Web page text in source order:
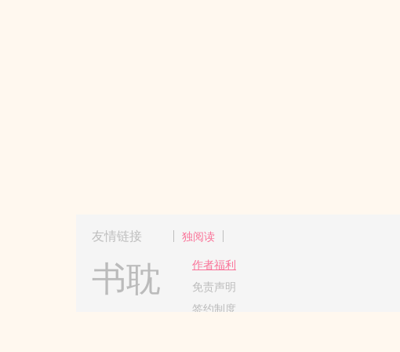
友情链接 独阅读
书耽
作者福利
免责声明
签约制度